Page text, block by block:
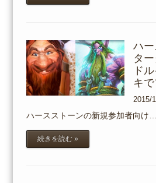
ハ
タ
ド
キで
2015/
ハースストーンの新規参加者向け…
続きを読む »